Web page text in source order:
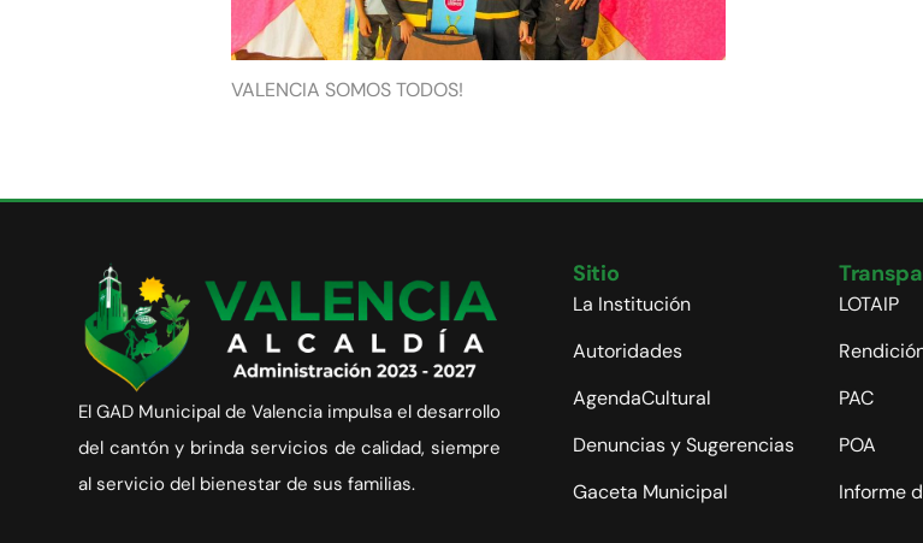
VALENCIA SOMOS TODOS!
El GAD Municipal de Valencia impulsa el desarrollo
del cantón y brinda servicios de calidad, siempre
al servicio del bienestar de sus familias.
Sitio
La Institución
Autoridades
AgendaCultural
Denuncias y Sugerencias
Gaceta Municipal
LOTAIP
PAC
POA
Informe